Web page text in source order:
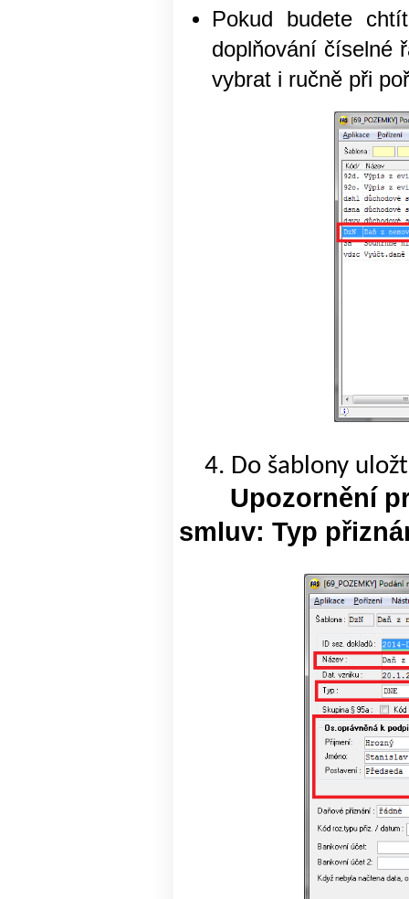
Pokud budete
doplňování číselné
vybrat i ručně při
4. Do šablony
Upozornění
smluv: Typ